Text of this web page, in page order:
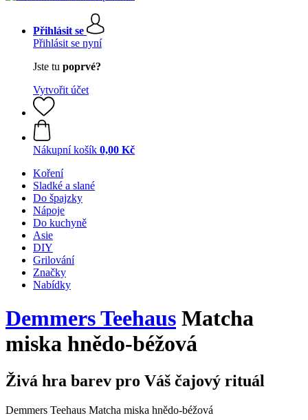
Přihlásit se
Přihlásit se nyní
Jste tu poprvé?
Vytvořit účet
Nákupní košík 0,00 Kč
Koření
Sladké a slané
Do špajzky
Nápoje
Do kuchyně
Asie
DIY
Grilování
Značky
Nabídky
Demmers Teehaus Matcha
miska hnědo-béžová
Živá hra barev pro Váš čajový rituál
Demmers Teehaus Matcha miska hnědo-béžová